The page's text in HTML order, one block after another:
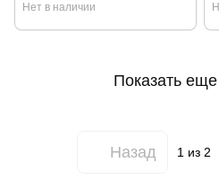
Нет в наличии
Показать
Назад 1 из 2